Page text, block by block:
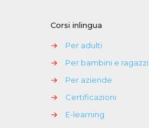
Corsi inlingua
→
Per adulti
→
Per bambini e ragazzi
→
Per aziende
→
Certificazioni
→
E-learning